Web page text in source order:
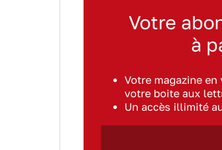
Votre
à
Votre magazine
votre boite aux
Un accès illimité